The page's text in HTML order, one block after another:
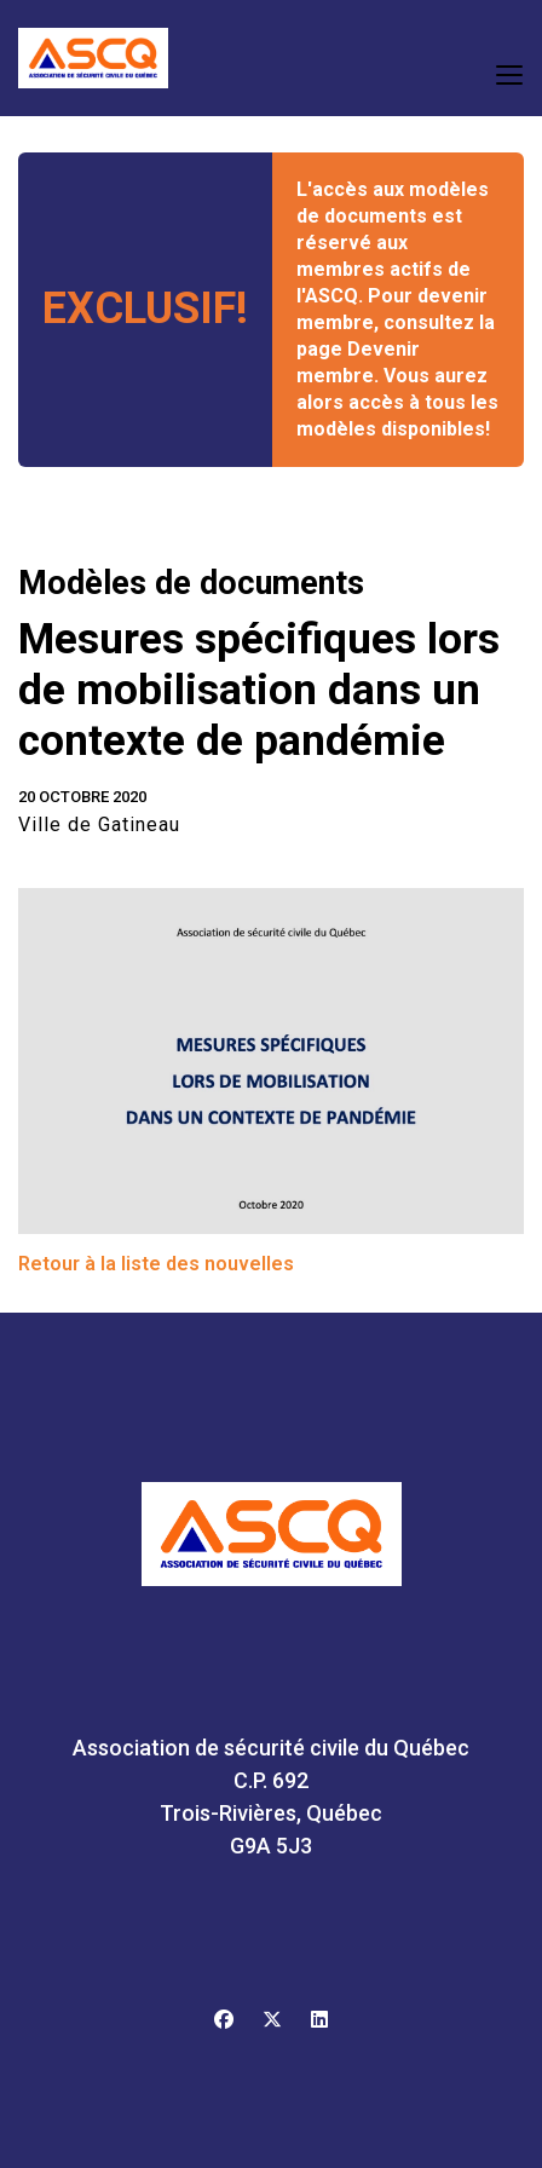
EXCLUSIF!
L'accès aux modèles
de documents est
réservé aux
membres actifs de
l'ASCQ. Pour devenir
membre, consultez la
page Devenir
membre. Vous aurez
alors accès à tous les
modèles disponibles!
Modèles de documents
Mesures spécifiques lors
de mobilisation dans un
contexte de pandémie
20 OCTOBRE 2020
Ville de Gatineau
Retour à la liste des nouvelles
Association de sécurité civile du Québec
C.P. 692
Trois-Rivières, Québec
G9A 5J3
facebookx-twitterlinkedin